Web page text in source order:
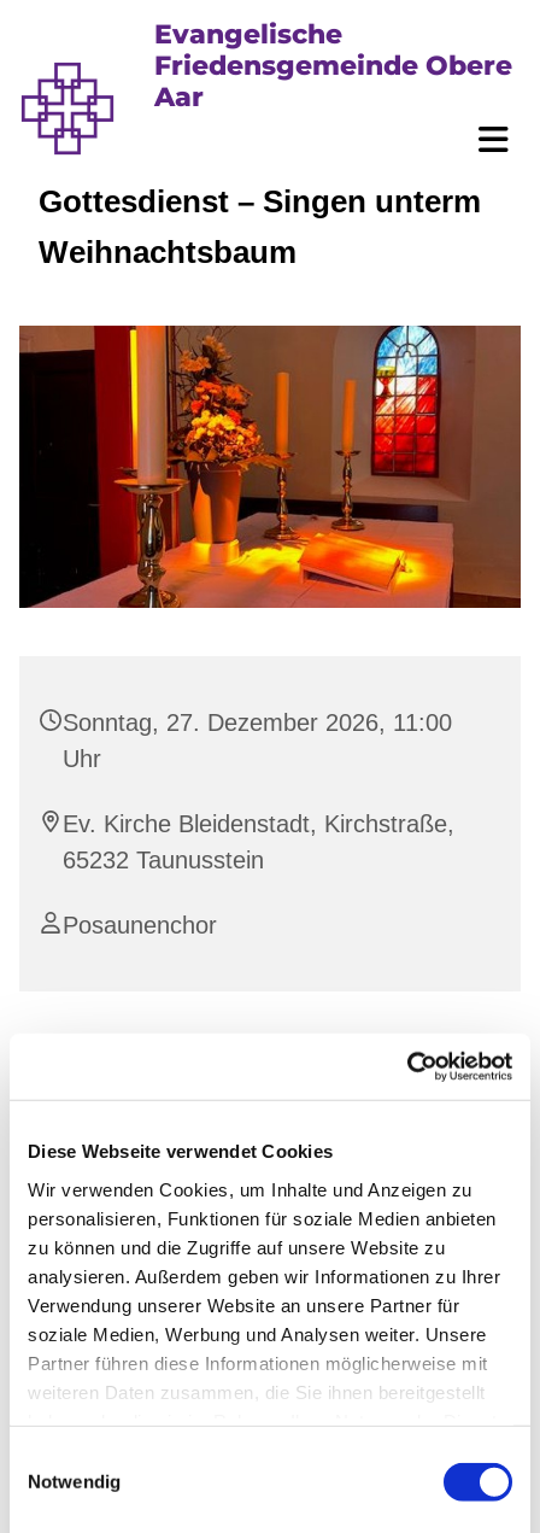
Diese Webseite verwendet Cookies
Wir verwenden Cookies, um Inhalte und Anzeigen zu
personalisieren, Funktionen für soziale Medien anbieten
zu können und die Zugriffe auf unsere Website zu
analysieren. Außerdem geben wir Informationen zu Ihrer
Verwendung unserer Website an unsere Partner für
soziale Medien, Werbung und Analysen weiter. Unsere
Partner führen diese Informationen möglicherweise mit
weiteren Daten zusammen, die Sie ihnen bereitgestellt
Notwendig
Evangelische
Friedensgemeinde Obere
Aar
Gottesdienst – Singen unterm
Weihnachtsbaum
Sonntag, 27. Dezember 2026, 11:00
Uhr
Ev. Kirche Bleidenstadt, Kirchstraße,
65232 Taunusstein
Posaunenchor